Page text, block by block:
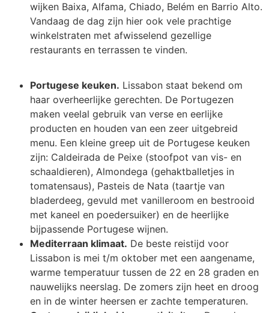
wijken Baixa, Alfama, Chiado, Belém en Barrio Alto.
Vandaag de dag zijn hier ook vele prachtige
winkelstraten met afwisselend gezellige
restaurants en terrassen te vinden.
Portugese keuken. Lissabon staat bekend om
haar overheerlijke gerechten. De Portugezen
maken veelal gebruik van verse en eerlijke
producten en houden van een zeer uitgebreid
menu. Een kleine greep uit de Portugese keuken
zijn: Caldeirada de Peixe (stoofpot van vis- en
schaaldieren), Almondega (gehaktballetjes in
tomatensaus), Pasteis de Nata (taartje van
bladerdeeg, gevuld met vanilleroom en bestrooid
met kaneel en poedersuiker) en de heerlijke
bijpassende Portugese wijnen.
Mediterraan klimaat. De beste reistijd voor
Lissabon is mei t/m oktober met een aangename,
warme temperatuur tussen de 22 en 28 graden en
nauwelijks neerslag. De zomers zijn heet en droog
en in de winter heersen er zachte temperaturen.